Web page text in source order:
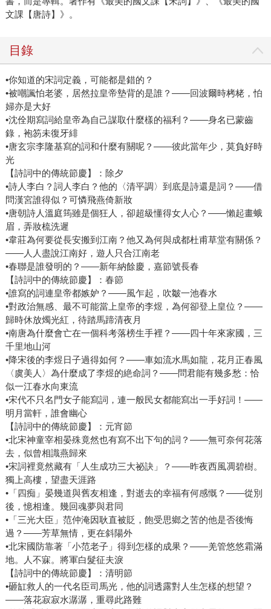
文課【唐詩】》。
目錄
•你知道的宋詞定義，可能都是錯的？
•被嘲諷怕老婆，居然拉皇帝墊背的是誰？——回波爾時栲栳，怕
婦亦是大好
•沈佺期寫詞給皇帝為自己謀取什麼樣的福利？——身名已蒙齒
錄，袍笏未復牙緋
•唐玄宗李隆基寫的詞和什麼有關呢？——彼此當年少，莫負好時
光
【詩詞中的傳統節慶】：除夕
•詩人李白？詞人李白？他的〈清平調〉到底是詩還是詞？——借
問漢宮誰得似？可憐飛燕倚新妝
•唐朝詩人溫庭筠雖是個狂人，卻超級懂得女人心？——懶起畫蛾
眉，弄妝梳洗遲
•韋莊為何要從長安搬到江南？他又為何與成都杜甫草堂有關係？
——人人盡說江南好，遊人只合江南老
•春聯是誰發明的？——新年納餘慶，嘉節號長春
【詩詞中的傳統節慶】：春節
•誰寫的詞連皇帝都嫉妒？——風乍起，吹皺一池春水
•對政治無感、最不可能當上皇帝的李煜，為何卻登上皇位？——
歸時休放燭光紅，待踏馬蹄清夜月
•南唐為什麼會亡在一個科考落榜生手裡？——四十年來家國，三
千里地山河
•降宋後的李煜日子過得如何？——車如流水馬如龍，花月正春風
〈虞美人〉為什麼成了李煜的絶命詞？——問君能有幾多愁：恰
似一江春水向東流
•宋代不只名門女子能寫詞，連一般民女都能寫出一手好詞！——
明月當軒，誰會幽心
【詩詞中的傳統節慶】：元宵節
•北宋神童宰相晏殊竟然也有寫不出下句的詞？——無可奈何花落
去，似曾相識燕歸來
•宋詞裡竟然藏有「人生成功三大祕訣」？——昨夜西風凋碧樹。
獨上高樓，望盡天涯路
•「四痴」晏幾道與舊友相逢，對逝去的幸福有何感慨？——從別
後，憶相逢。幾回魂夢與君同
•「三光大臣」范仲淹因耿直被貶，飽受思鄉之苦的他是否後悔
過？——芳草無情，更在斜陽外
•北宋國防靠著「小范老子」得到怎樣的成果？——羌管悠悠霜滿
地。人不寐。將軍白髮征夫淚
【詩詞中的傳統節慶】：清明節
•砸缸救人的一代名臣司馬光，他的詞透露對人生怎樣的想望？
——落花寂寂水潺潺，重尋此路難